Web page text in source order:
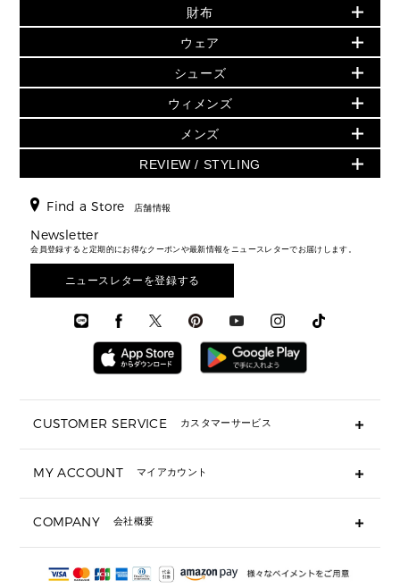
小物
シューズ・靴
ウェア
アクセサリー
時計
▶ メンズ
バッグ
ウェア
アクセサリー
追加アイテム
▶ ウィメンズすべて(ウェア・シューズ除く)
バッグ
財布・小物
ウェア
シューズ
時計・ジュエリー
アクセサリー
メンズ バッグ
メンズ 財布・小物
メンズ シューズ
メンズ ウェア
メンズ 時計・その他
▶ すべて
▶ ウィメンズすべて
財布・小物
アクセサリー
フレグランス
シューズ
▶ メンズすべて
メンズ財布・小物
メンズアクセサリー
メンズウェア
人気の定番アイテム
日本限定 - バッグ
▶ ウィメンズすべて
トートバッグ
ショルダーバッグ
クロスボディ・斜め掛け
トラベル
3 IN 1 / 2 IN 1 バッグ
▶ メンズすべて
財布
日本限定 - 財布・小物
▶ ウィメンズすべて
GREENWICH
折り財布(二つ折り・三つ折り)
長財布
▶ メンズすべて
ウェア
▶ ウィメンズすべて
トップス
スカート・パンツ
ジャケット・アウター
▶ メンズすべて
シューズ
▶ ウィメンズすべて
サンダル
スニーカー
▶ メンズすべて
ウィメンズ
人気の定番アイテム
▶ ウィメンズすべて
▶ バッグすべて
通勤・通学アイテム
3 IN 1 バッグ
ミニ財布・フラグメントケース
▶ 小物すべて
定期ケース・カードケース・名刺入れ
スニーカー
メンズ
▶ メンズすべて
財布・小物
時計・ジュエリー
アクセサリー
REVIEW / STYLING
エディターレビュー
Find a Store 店舗情報
Newsletter
会員登録すると定期的にお得なクーポンや最新情報をニュースレターでお届けします。
ニュースレターを登録する
CUSTOMER SERVICE カスタマーサービス
ギフト用にラッピングができますか？
ショッピングバッグを購入商品分送ってもらえますか？
注文後に完了メールが受信できないのですが？
サイズ交換はできますか？
MY ACCOUNT マイアカウント
COMPANY 会社概要
会社概要